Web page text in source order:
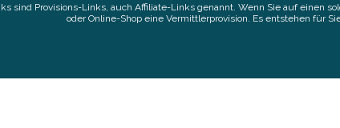
sind Provisions-Links, auch Affiliate-Links genannt. Wenn Sie auf
oder Online-Shop eine Vermittlerprovision. Es entstehen für